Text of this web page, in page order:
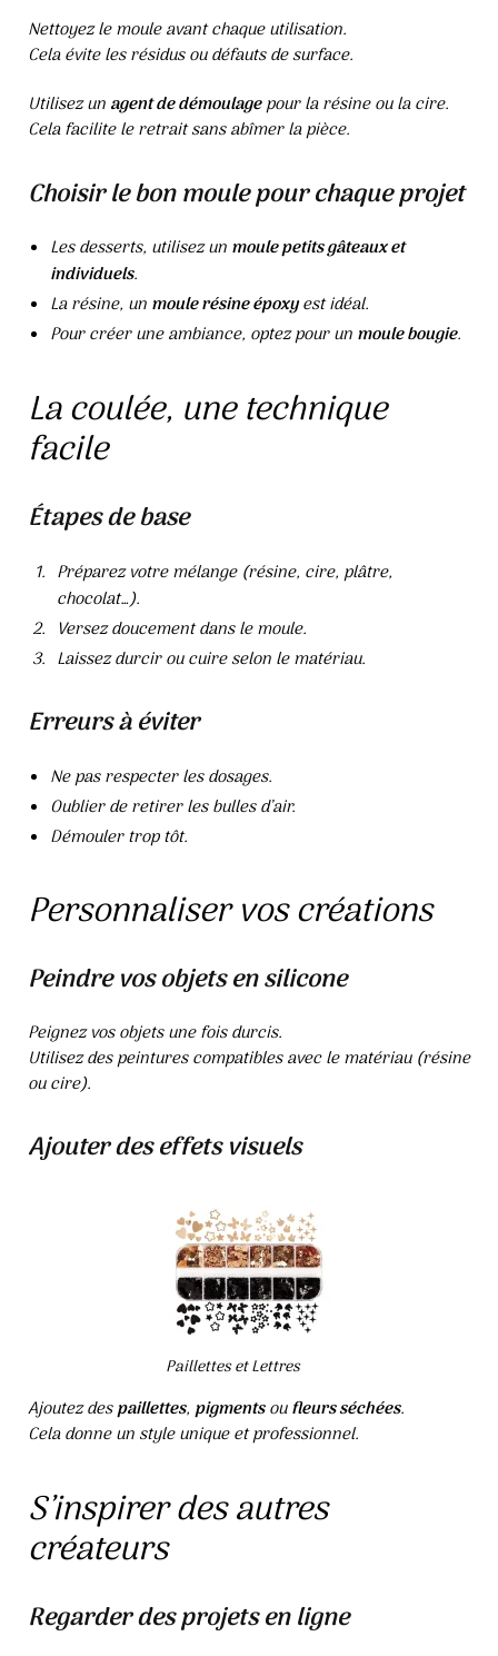
Nettoyez le moule avant chaque utilisation.
Cela évite les résidus ou défauts de surface.
Utilisez un agent de démoulagepour la résine ou la cire.
Cela facilite le retrait sans abîmer la pièce.
Choisir le bon moule pour chaque projet
Les desserts, utilisez un moule petits gâteaux et
individuels.
La résine, un moule résine époxyest idéal.
Pour créer une ambiance, optez pour un moule bougie.
La coulée, une technique
facile
Étapes de base
Préparez votre mélange (résine, cire, plâtre,
chocolat…).
Versez doucement dans le moule.
Laissez durcir ou cuire selon le matériau.
Erreurs à éviter
Ne pas respecter les dosages.
Oublier de retirer les bulles d’air.
Démouler trop tôt.
Personnaliser vos créations
Peindre vos objets en silicone
Peignez vos objets une fois durcis.
Utilisez des peintures compatibles avec le matériau (résine
ou cire).
Ajouter des effets visuels
Paillettes et Lettres
Ajoutez despaillettes, pigmentsoufleurs séchées.
Cela donne un style unique et professionnel.
S’inspirer des autres
créateurs
Regarder des projets en ligne